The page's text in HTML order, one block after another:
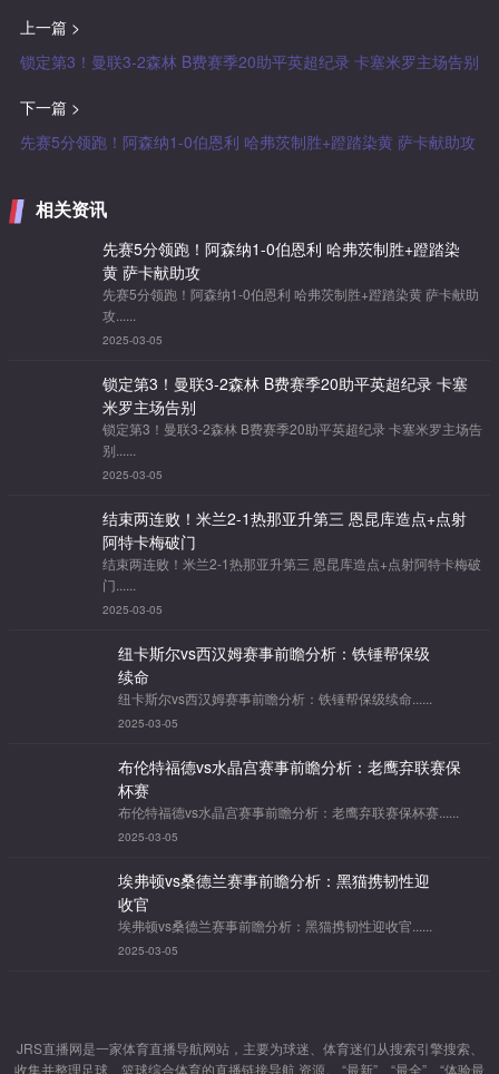
上一篇 >
锁定第3！曼联3-2森林 B费赛季20助平英超纪录 卡塞米罗主场告别
下一篇 >
先赛5分领跑！阿森纳1-0伯恩利 哈弗茨制胜+蹬踏染黄 萨卡献助攻
相关资讯
先赛5分领跑！阿森纳1-0伯恩利 哈弗茨制胜+蹬踏染
黄 萨卡献助攻
先赛5分领跑！阿森纳1-0伯恩利 哈弗茨制胜+蹬踏染黄 萨卡献助
攻......
2025-03-05
锁定第3！曼联3-2森林 B费赛季20助平英超纪录 卡塞
米罗主场告别
锁定第3！曼联3-2森林 B费赛季20助平英超纪录 卡塞米罗主场告
别......
2025-03-05
结束两连败！米兰2-1热那亚升第三 恩昆库造点+点射
阿特卡梅破门
结束两连败！米兰2-1热那亚升第三 恩昆库造点+点射阿特卡梅破
门......
2025-03-05
纽卡斯尔vs西汉姆赛事前瞻分析：铁锤帮保级
续命
纽卡斯尔vs西汉姆赛事前瞻分析：铁锤帮保级续命......
2025-03-05
布伦特福德vs水晶宫赛事前瞻分析：老鹰弃联赛保
杯赛
布伦特福德vs水晶宫赛事前瞻分析：老鹰弃联赛保杯赛......
2025-03-05
埃弗顿vs桑德兰赛事前瞻分析：黑猫携韧性迎
收官
埃弗顿vs桑德兰赛事前瞻分析：黑猫携韧性迎收官......
2025-03-05
JRS直播网是一家体育直播导航网站，主要为球迷、体育迷们从搜索引擎搜索、
收集并整理足球、篮球综合体育的直播链接导航 资源。 “最新”、“最全”、“体验最